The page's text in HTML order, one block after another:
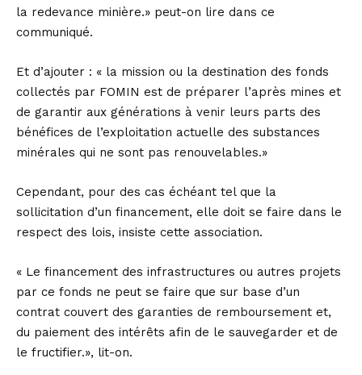
la redevance minière.» peut-on lire dans ce
communiqué.
Et d’ajouter : « la mission ou la destination des fonds
collectés par FOMIN est de préparer l’après mines et
de garantir aux générations à venir leurs parts des
bénéfices de l’exploitation actuelle des substances
minérales qui ne sont pas renouvelables.»
Cependant, pour des cas échéant tel que la
sollicitation d’un financement, elle doit se faire dans le
respect des lois, insiste cette association.
« Le financement des infrastructures ou autres projets
par ce fonds ne peut se faire que sur base d’un
contrat couvert des garanties de remboursement et,
du paiement des intérêts afin de le sauvegarder et de
le fructifier.», lit-on.